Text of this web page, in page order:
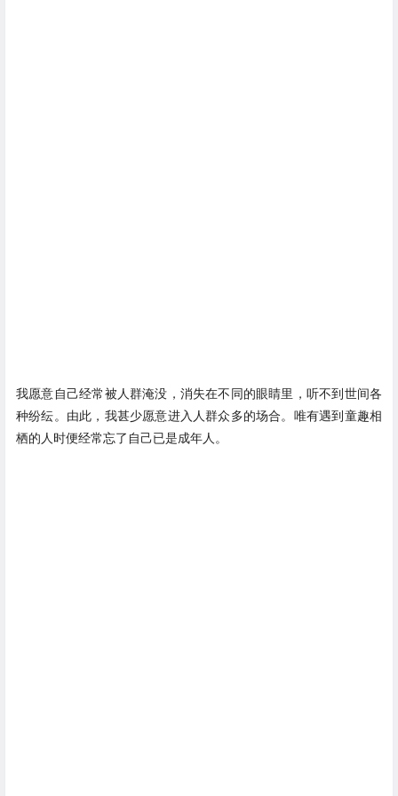
我愿意自己经常被人群淹没，消失在不同的眼睛里，听不到世间各
种纷纭。由此，我甚少愿意进入人群众多的场合。唯有遇到童趣相
栖的人时便经常忘了自己已是成年人。